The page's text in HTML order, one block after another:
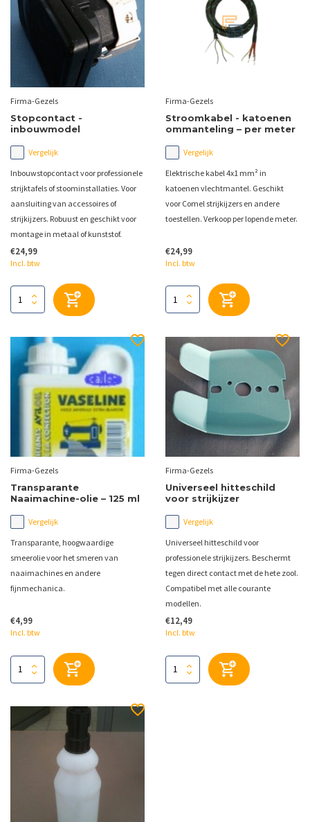
Firma-Gezels
Stopcontact -
inbouwmodel
Vergelijk
Inbouwstopcontact voor professionele
strijktafels of stoominstallaties. Voor
aansluiting van accessoires of
strijkijzers. Robuust en geschikt voor
montage in metaal of kunststof.
€24,99
Incl. btw
Firma-Gezels
Stroomkabel - katoenen
ommanteling – per meter
Vergelijk
Elektrische kabel 4x1 mm² in
katoenen vlechtmantel. Geschikt
voor Comel strijkijzers en andere
toestellen. Verkoop per lopende meter.
€24,99
Incl. btw
Firma-Gezels
Transparante
Naaimachine-olie – 125 ml
Vergelijk
Transparante, hoogwaardige
smeerolie voor het smeren van
naaimachines en andere
fijnmechanica.
€4,99
Incl. btw
Firma-Gezels
Universeel hitteschild
voor strijkijzer
Vergelijk
Universeel hitteschild voor
professionele strijkijzers. Beschermt
tegen direct contact met de hete zool.
Compatibel met alle courante
modellen.
€12,49
Incl. btw